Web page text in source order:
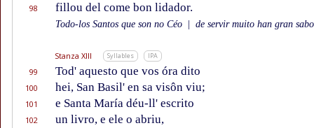
98 fillou del come bon lidador.
Todo-los Santos que son no Céo de servir muito han gran
Stanza XIII Syllables IPA
99 Tod' aquesto que vos óra dito
100 hei, San Basil' en sa visôn viu;
101 e Santa María déu-ll' escrito
102 un livro, e ele o abriu,